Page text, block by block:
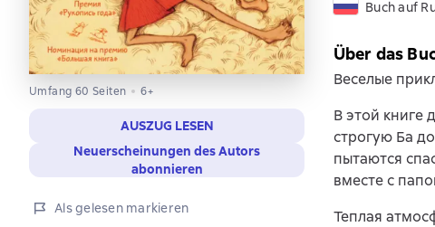
Umfang 60 Seiten 6+
AUSZUG LESEN
Neuerscheinungen des Autors
abonnieren
Als gelesen markieren
Buch auf
Über das
Веселые
В этой книге
строгую Ба
пытаются
вместе с
Теплая